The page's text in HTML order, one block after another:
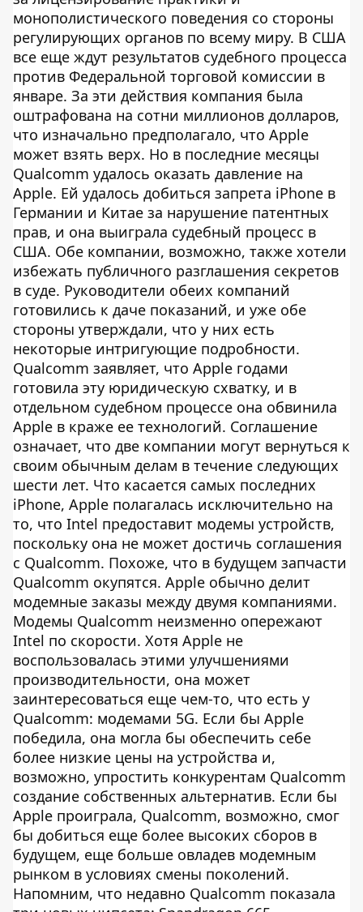
монополистического поведения со стороны
регулирующих органов по всему миру. В США
все еще ждут результатов судебного процесса
против Федеральной торговой комиссии в
январе. За эти действия компания была
оштрафована на сотни миллионов долларов,
что изначально предполагало, что Apple
может взять верх. Но в последние месяцы
Qualcomm удалось оказать давление на
Apple. Ей удалось добиться запрета iPhone в
Германии и Китае за нарушение патентных
прав, и она выиграла судебный процесс в
США. Обе компании, возможно, также хотели
избежать публичного разглашения секретов
в суде. Руководители обеих компаний
готовились к даче показаний, и уже обе
стороны утверждали, что у них есть
некоторые интригующие подробности.
Qualcomm заявляет, что Apple годами
готовила эту юридическую схватку, и в
отдельном судебном процессе она обвинила
Apple в краже ее технологий. Соглашение
означает, что две компании могут вернуться к
своим обычным делам в течение следующих
шести лет. Что касается самых последних
iPhone, Apple полагалась исключительно на
то, что Intel предоставит модемы устройств,
поскольку она не может достичь соглашения
с Qualcomm. Похоже, что в будущем запчасти
Qualcomm окупятся. Apple обычно делит
модемные заказы между двумя компаниями.
Модемы Qualcomm неизменно опережают
Intel по скорости. Хотя Apple не
воспользовалась этими улучшениями
производительности, она может
заинтересоваться еще чем-то, что есть у
Qualcomm: модемами 5G. Если бы Apple
победила, она могла бы обеспечить себе
более низкие цены на устройства и,
возможно, упростить конкурентам Qualcomm
создание собственных альтернатив. Если бы
Apple проиграла, Qualcomm, возможно, смог
бы добиться еще более высоких сборов в
будущем, еще больше овладев модемным
рынком в условиях смены поколений.
Напомним, что недавно Qualcomm показала